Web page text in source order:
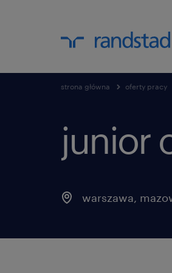
strona główna oferty pracy
junior
warszawa,